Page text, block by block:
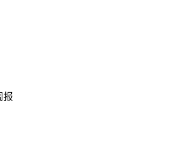
报